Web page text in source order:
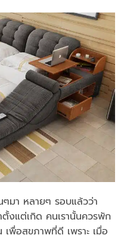
ๆมา หลายๆ รอบแล้วว่า
งแต่เกิด คนเรานั้นควรพัก
พื่อสุขภาพที่ดี เพราะ เมื่อ